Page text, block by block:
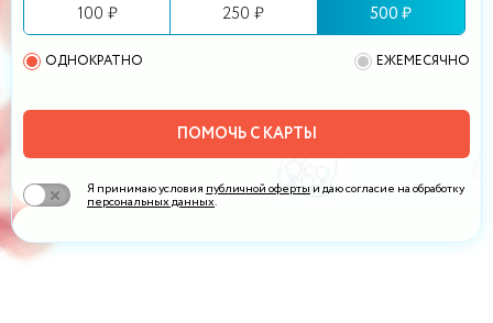
100 ₽ 250 ₽ 500 ₽
ОДНОКРАТНО ЕЖЕМЕСЯЧНО
ПОМОЧЬ С КАРТЫ
Я принимаю условия публичной оферты и даю согласие на обработку
персональных данных.